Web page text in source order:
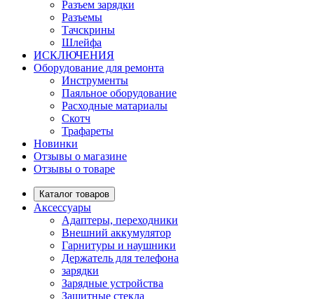
Разъем зарядки
Разъемы
Тачскрины
Шлейфа
ИСКЛЮЧЕНИЯ
Оборудование для ремонта
Инструменты
Паяльное оборудование
Расходные матариалы
Скотч
Трафареты
Новинки
Отзывы о магазине
Отзывы о товаре
Каталог товаров
Аксессуары
Адаптеры, переходники
Внешний аккумулятор
Гарнитуры и наушники
Держатель для телефона
зарядки
Зарядные устройства
Защитные стекла